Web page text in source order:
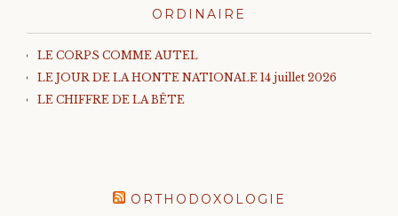
ORDINAIRE
LE CORPS COMME AUTEL
LE JOUR DE LA HONTE NATIONALE 14 juillet 2026
LE CHIFFRE DE LA BÊTE
ORTHODOXOLOGIE